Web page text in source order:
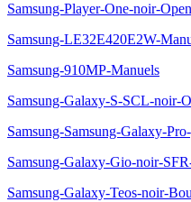
Samsung-Player-One-noir-
Samsung-LE32E420E2W-
Samsung-910MP-Manuels
Samsung-Galaxy-S-SCL-noir-
Samsung-Samsung-Galaxy-
Samsung-Galaxy-Gio-noir-
Samsung-Galaxy-Teos-noir-